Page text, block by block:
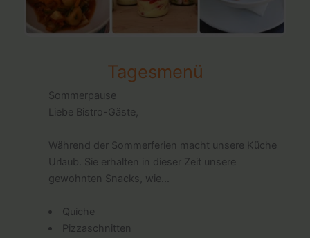
Tagesmenü
Sommerpause
Liebe Bistro-Gäste,
Während der Sommerferien macht unsere Küche
Urlaub. Sie erhalten in dieser Zeit unsere
gewohnten Snacks, wie...
Quiche
Pizzaschnitten